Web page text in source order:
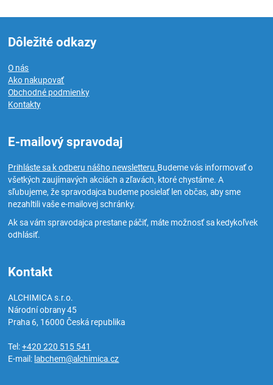
Dôležité odkazy
O nás
Ako nakupovať
Obchodné podmienky
Kontakty
E-mailový spravodaj
Prihláste sa k odberu nášho newsletteru.Budeme vás informovať o
všetkých zaujímavých akciách a zľavách, ktoré chystáme. A
sľubujeme, že spravodajca budeme posielať len občas, aby sme
nezahltili vaše e-mailovej schránky.
Ak sa vám spravodajca prestane páčiť, máte možnosť sa kedykoľvek
odhlásiť.
Kontakt
ALCHIMICA s.r.o.
Národní obrany 45
Praha 6, 16000Česká republika
Tel:+420 220 515 541
E-mail: labchem@alchimica.cz